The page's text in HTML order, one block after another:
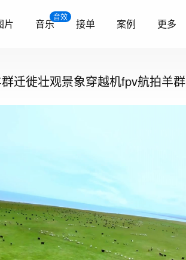
片
音效
音乐 接单 案例 更多
迁徙壮观景象穿越机fpv航拍羊群